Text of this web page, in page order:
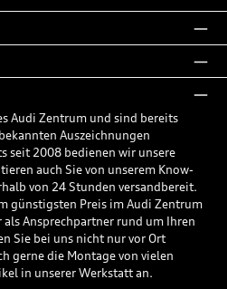
Audi Zentrum und sind bereits
Auszeichnungen
seit 2008 bedienen wir unsere
auch Sie von unserem Know-
von 24 Stunden versandbereit.
günstigsten Preis im Audi Zentrum
als Ansprechpartner rund um Ihren
Sie bei uns nicht nur vor Ort
gerne die Montage von vielen
in unserer Werkstatt an.